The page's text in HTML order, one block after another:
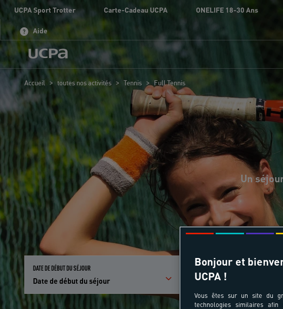
UCPA Sport Trotter Carte-Cadeau UCPA ONELIFE 18-30 Ans
Aide
Accueil > toutes nos activités > Tennis > Full Tennis
Un
DATE DE DÉBUT DU SÉJOUR
Date de début du séjour
PARTICIPANTS ET ÂGES
Qui participe au séjour ?
Bonjour et
UCPA !
Vous êtes sur un site du
technologies similaires